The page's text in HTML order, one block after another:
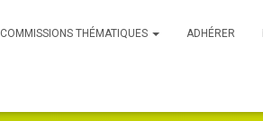
COMMISSIONS THÉMATIQUES ADHÉRER